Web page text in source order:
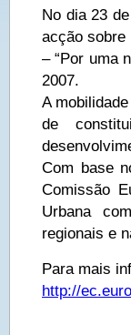
No dia 23
acção sobre
– “Por uma
2007.
A
de
Com base
Comissão
Urbana
regionais e
Para mais
http://